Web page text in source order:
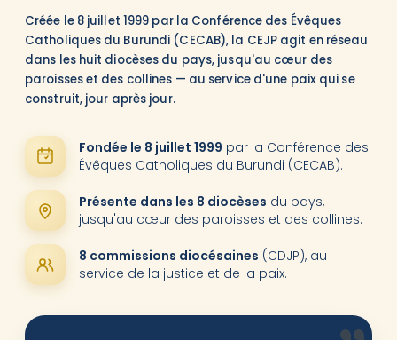
Créée le 8 juillet 1999 par la Conférence des Évêques
Catholiques du Burundi (CECAB), la CEJP agit en réseau
dans les huit diocèses du pays, jusqu'au cœur des
paroisses et des collines — au service d'une paix qui se
construit, jour après jour.
Fondée le 8 juillet 1999 par la Conférence des
Évêques Catholiques du Burundi (CECAB).
Présente dans les 8 diocèses du pays,
jusqu'au cœur des paroisses et des collines.
8 commissions diocésaines (CDJP), au
service de la justice et de la paix.